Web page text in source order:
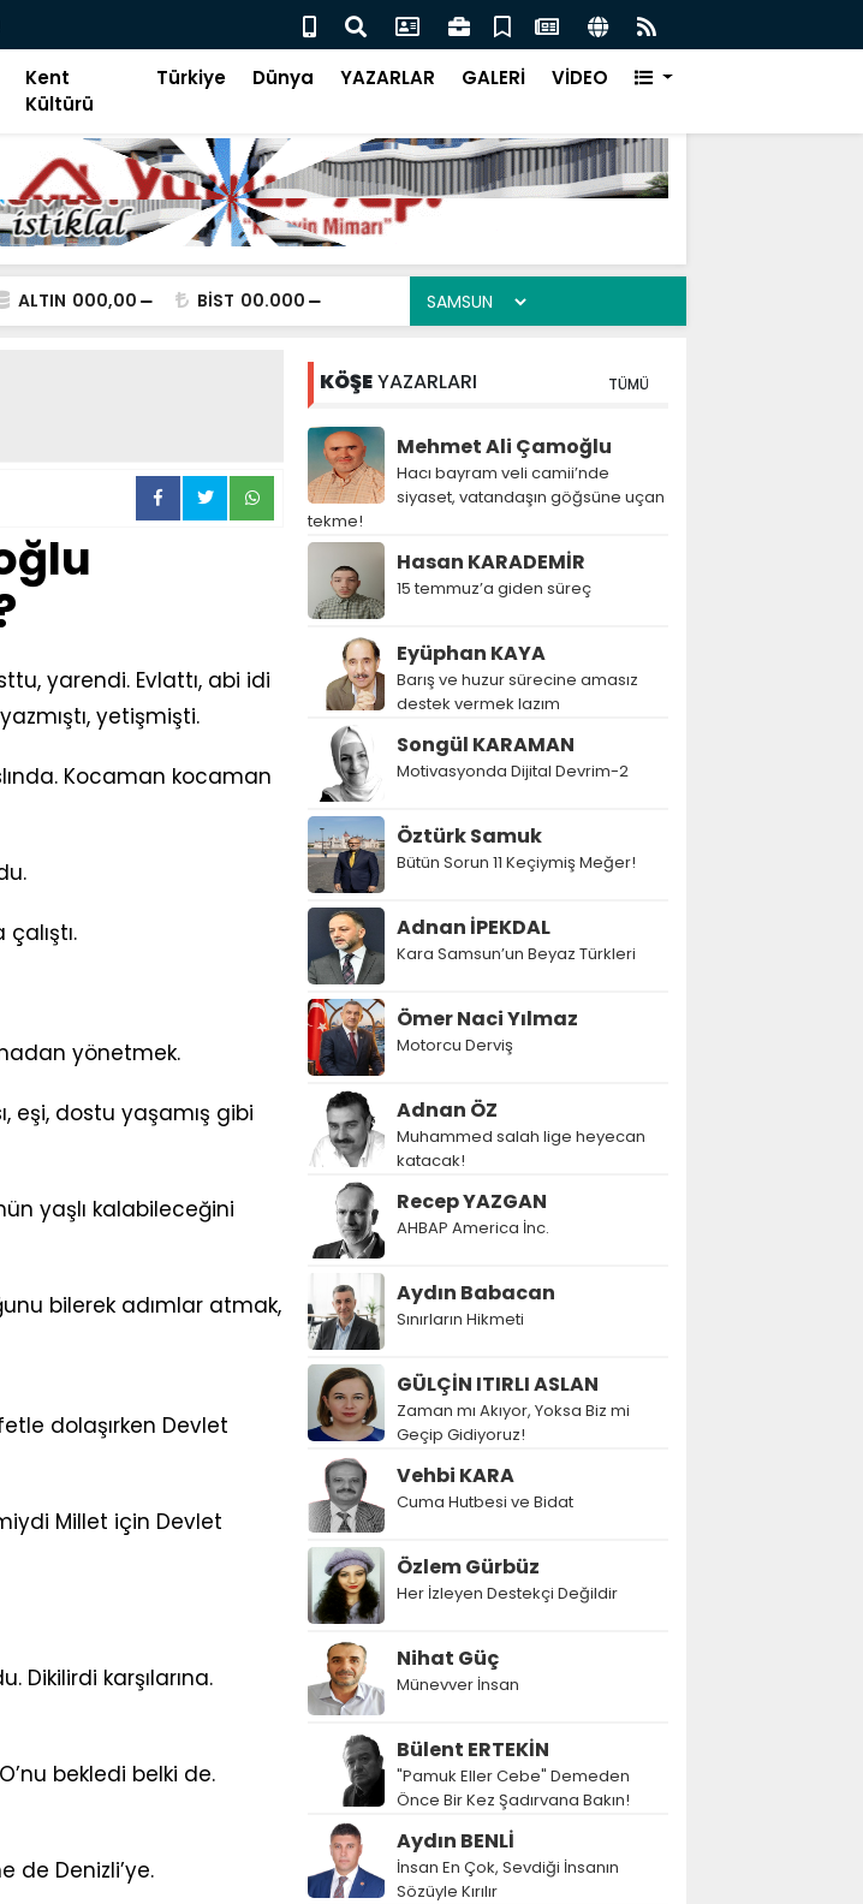
göğsüne uçan
Pakistan Başbakanı İmran Han'a Ne Oldu!
Kent
Kültürü
Türkiye Dünya YAZARLAR GALERİ VİDEO
ALTIN 000,00 BİST 00.000
yarendi. Evlattı, abi idi
yetişmişti.
Kocaman kocaman
yönetmek.
eşi, dostu yaşamış gibi
yaşlı kalabileceğini
bilerek adımlar atmak,
dolaşırken Devlet
Millet için Devlet
Dikilirdi karşılarına.
bekledi belki de.
de Denizli’ye.
KÖŞEYAZARLARI TÜMÜ
Mehmet Ali Çamoğlu
Hacı bayram veli camii’nde
siyaset, vatandaşın göğsüne uçan
tekme!
Hasan KARADEMİR
15 temmuz’a giden süreç
Eyüphan KAYA
Barış ve huzur sürecine amasız
destek vermek lazım
Songül KARAMAN
Motivasyonda Dijital Devrim-2
Öztürk Samuk
Bütün Sorun 11 Keçiymiş Meğer!
Adnan İPEKDAL
Kara Samsun’un Beyaz Türkleri
Ömer Naci Yılmaz
Motorcu Derviş
Adnan ÖZ
Muhammed salah lige heyecan
katacak!
Recep YAZGAN
AHBAP America İnc.
Aydın Babacan
Sınırların Hikmeti
GÜLÇİN ITIRLI ASLAN
Zaman mı Akıyor, Yoksa Biz mi
Geçip Gidiyoruz!
Vehbi KARA
Cuma Hutbesi ve Bidat
Özlem Gürbüz
Her İzleyen Destekçi Değildir
Nihat Güç
Münevver İnsan
Bülent ERTEKİN
"Pamuk Eller Cebe" Demeden
Önce Bir Kez Şadırvana Bakın!
Aydın BENLİ
İnsan En Çok, Sevdiği İnsanın
Sözüyle Kırılır